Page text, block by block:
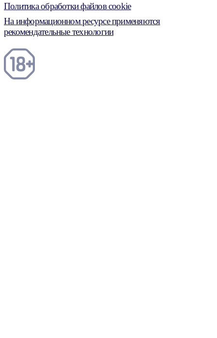
Политика обработки файлов cookie
На информационном ресурсе применяются
рекомендательные технологии